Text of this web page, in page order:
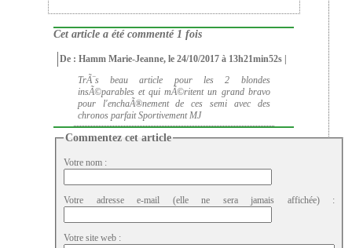
Cet article a été commenté 1 fois
De : Hamm Marie-Jeanne, le 24/10/2017 à 13h21min52s |
TrÃ¨s beau article pour les 2 blondes
insÃ©parables et qui mÃ©ritent un grand bravo
pour l'enchaÃ®nement de ces semi avec des
chronos parfait Sportivement MJ
Commentez cet article
Votre nom :
Votre adresse e-mail (elle ne sera jamais affichée) :
Votre site web :